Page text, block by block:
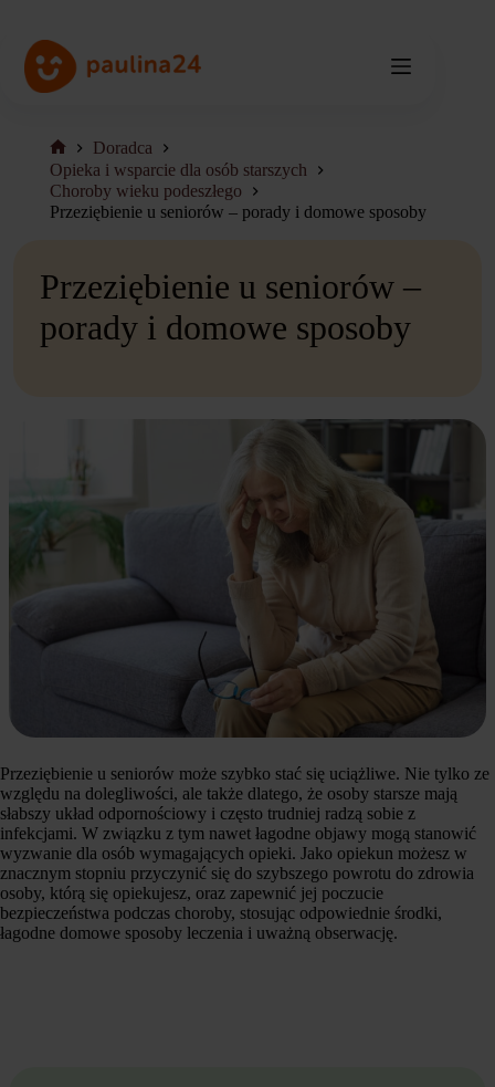
treści
Strona
główna
Doradca
Opieka i wsparcie dla osób starszych
Choroby wieku podeszłego
Przeziębienie u seniorów – porady i domowe sposoby
Przeziębienie u seniorów –
porady i domowe sposoby
Przeziębienie u seniorów może szybko stać się uciążliwe. Nie tylko ze
względu na dolegliwości, ale także dlatego, że osoby starsze mają
słabszy układ odpornościowy i często trudniej radzą sobie z
infekcjami. W związku z tym nawet łagodne objawy mogą stanowić
wyzwanie dla osób wymagających opieki. Jako opiekun możesz w
znacznym stopniu przyczynić się do szybszego powrotu do zdrowia
osoby, którą się opiekujesz, oraz zapewnić jej poczucie
bezpieczeństwa podczas choroby, stosując odpowiednie środki,
łagodne domowe sposoby leczenia i uważną obserwację.